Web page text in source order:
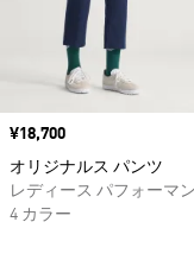
価格
¥18,700
オリジナルス パンツ
レディース パフォーマ
4 カラー